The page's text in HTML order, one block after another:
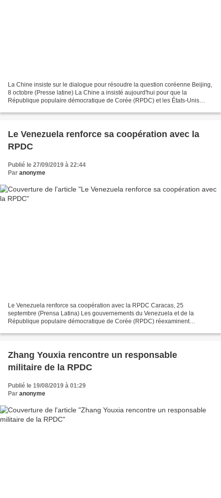
La Chine insiste sur le dialogue pour résoudre la question coréenne Beijing,
8 octobre (Presse latine) La Chine a insisté aujourd'hui pour que la
République populaire démocratique de Corée (RPDC) et les États-Unis
Le Venezuela renforce sa coopération avec la
RPDC
Publié le 27/09/2019 à 22:44
Par anonyme
Le Venezuela renforce sa coopération avec la RPDC Caracas, 25
septembre (Prensa Latina) Les gouvernements du Venezuela et de la
République populaire démocratique de Corée (RPDC) réexaminent
Zhang Youxia rencontre un responsable
militaire de la RPDC
Publié le 19/08/2019 à 01:29
Par anonyme